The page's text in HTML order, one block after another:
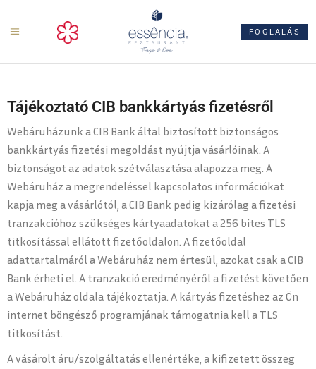
FOGLALÁS
Tájékoztató CIB bankkártyás fizetésről
Webáruházunk a CIB Bank által biztosított biztonságos
bankkártyás fizetési megoldást nyújtja vásárlóinak. A
biztonságot az adatok szétválasztása alapozza meg. A
Webáruház a megrendeléssel kapcsolatos információkat
kapja meg a vásárlótól, a CIB Bank pedig kizárólag a fizetési
tranzakcióhoz szükséges kártyaadatokat a 256 bites TLS
titkosítással ellátott fizetőoldalon. A fizetőoldal
adattartalmáról a Webáruház nem értesül, azokat csak a CIB
Bank érheti el. A tranzakció eredményéről a fizetést követően
a Webáruház oldala tájékoztatja. A kártyás fizetéshez az Ön
internet böngésző programjának támogatnia kell a TLS
titkosítást.
A vásárolt áru/szolgáltatás ellenértéke, a kifizetett összeg